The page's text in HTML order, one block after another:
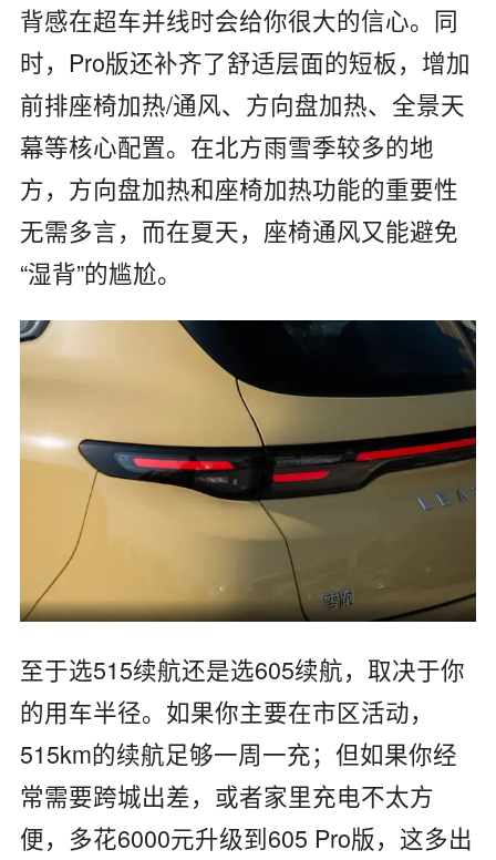
背感在超车并线时会给你很大的信心。同
时，Pro版还补齐了舒适层面的短板，增加
前排座椅加热/通风、方向盘加热、全景天
幕等核心配置。在北方雨雪季较多的地
方，方向盘加热和座椅加热功能的重要性
无需多言，而在夏天，座椅通风又能避免
“湿背”的尴尬。
至于选515续航还是选605续航，取决于你
的用车半径。如果你主要在市区活动，
515km的续航足够一周一充；但如果你经
常需要跨城出差，或者家里充电不太方
便，多花6000元升级到605 Pro版，这多出